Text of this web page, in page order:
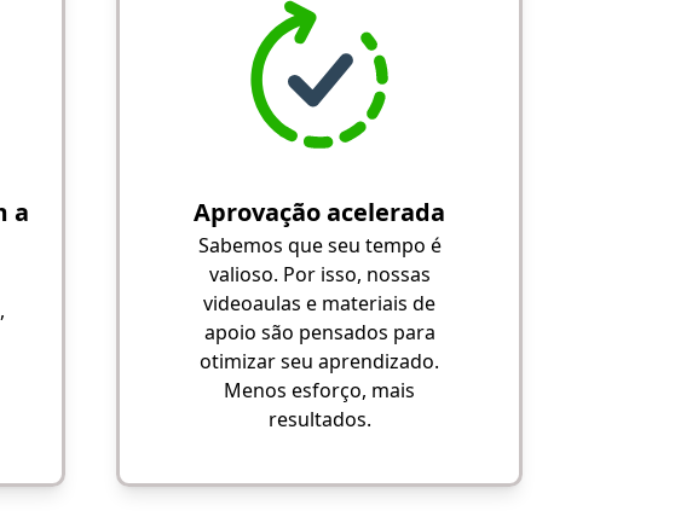
a
Aprovação acelerada
Sabemos que seu tempo é
valioso. Por isso, nossas
videoaulas e materiais de
apoio são pensados para
otimizar seu aprendizado.
Menos esforço, mais
resultados.